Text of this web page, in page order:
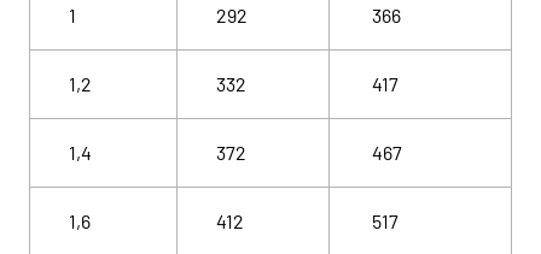
1 292 366
1,2 332 417
1,4 372 467
1,6 412 517